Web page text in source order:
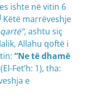
ishte në vitin 6
Këtë marrëveshje
ashtu siç
Allahu qoftë i
“Ne të dhamë
(El-Fet’h: 1), tha:
e